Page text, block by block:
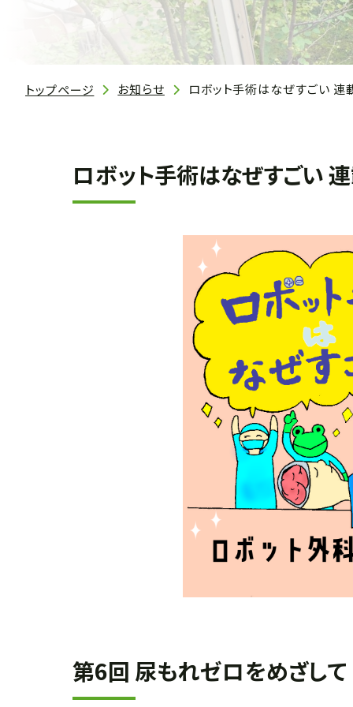
トップページ お知らせ ロボット手術はなぜすごい 連
ロボット手術はなぜすごい
第6回 尿もれゼロをめざして